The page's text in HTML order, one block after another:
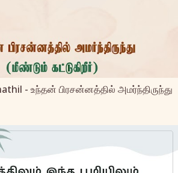
- உந்தன் பிரசன்னத்தில் அமர்ந்திருந்து